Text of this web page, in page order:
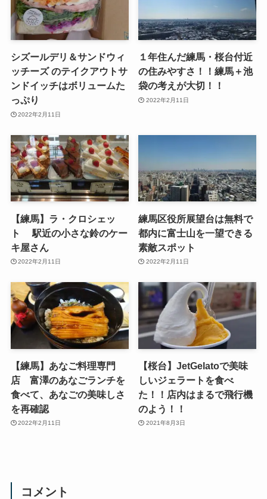
シズールデリ＆サンドウィ
ッチーズ のテイクアウトサ
ンドイッチはボリュームた
っぷり
2022年2月11日
１年住んだ練馬・桜台付近
の住みやすさ！！練馬＋池
袋の考えが大切！！
2022年2月11日
【練馬】ラ・クロシェッ
ト 駅近の小さな鈴のケー
キ屋さん
2022年2月11日
練馬区役所展望台は無料で
都内に富士山を一望できる
素敵スポット
2022年2月11日
【練馬】あなご料理専門
店 富澤のあなごランチを
食べて、あなごの美味しさ
を再確認
2022年2月11日
【桜台】JetGelatoで美味
しいジェラートを食べ
た！！店内はまるで飛行機
のよう！！
2021年8月3日
コメント